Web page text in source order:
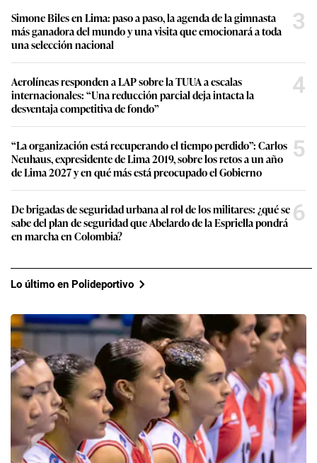
Simone Biles en Lima: paso a paso, la agenda de la gimnasta
más ganadora del mundo y una visita que emocionará a toda
una selección nacional
3
Aerolíneas responden a LAP sobre la TUUA a escalas
internacionales: “Una reducción parcial deja intacta la
desventaja competitiva de fondo”
4
“La organización está recuperando el tiempo perdido”: Carlos
Neuhaus, expresidente de Lima 2019, sobre los retos a un año
de Lima 2027 y en qué más está preocupado el Gobierno
5
De brigadas de seguridad urbana al rol de los militares: ¿qué se
sabe del plan de seguridad que Abelardo de la Espriella pondrá
en marcha en Colombia?
6
Lo último en Polideportivo